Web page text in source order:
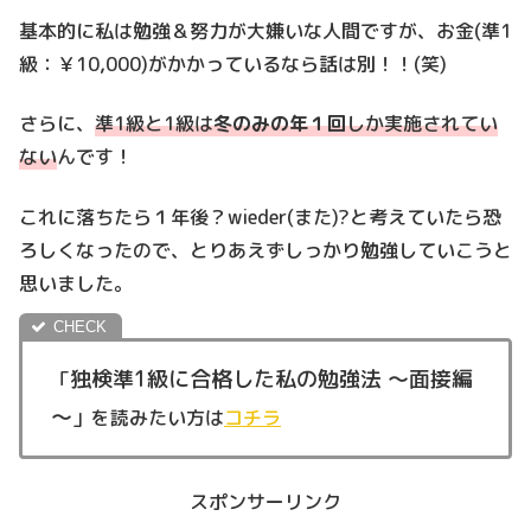
基本的に私は勉強＆努力が大嫌いな人間ですが、お金(準1
級：￥10,000)がかかっているなら話は別！！(笑)
さらに、 準1級と1級は冬のみの年１回しか実施されてい
ないんです！
これに落ちたら１年後？wieder(また)?と考えていたら恐
ろしくなったので、とりあえずしっかり勉強していこうと
思いました。
「独検準1級に合格した私の勉強法 ～面接編
～ 」を読みたい方はコチラ
スポンサーリンク